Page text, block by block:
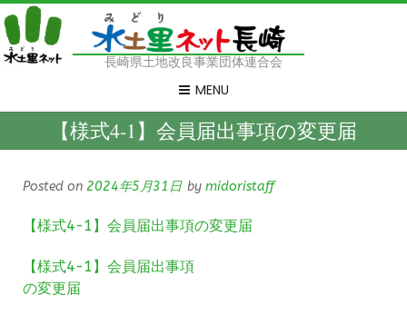
長崎県土地改良事業団体連合会
MENU
【様式4-1】会員届出事項の変更届
Posted on 2024年5月31日 by midoristaff
【様式4-1】会員届出事項の変更届
【様式4-1】会員届出事項
の変更届